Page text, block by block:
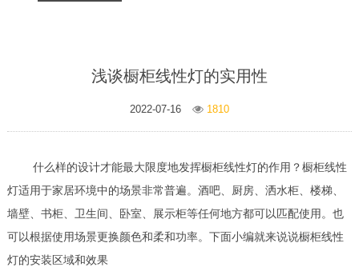
浅谈橱柜线性灯的实用性
2022-07-16 1810
什么样的设计才能最大限度地发挥橱柜线性灯的作用？橱柜线性
灯适用于家居环境中的场景非常普遍。酒吧、厨房、洒水柜、楼梯、
墙壁、书柜、卫生间、卧室、展示柜等任何地方都可以匹配使用。也
可以根据使用场景更换颜色和柔和功率。下面小编就来说说橱柜线性
灯的安装区域和效果